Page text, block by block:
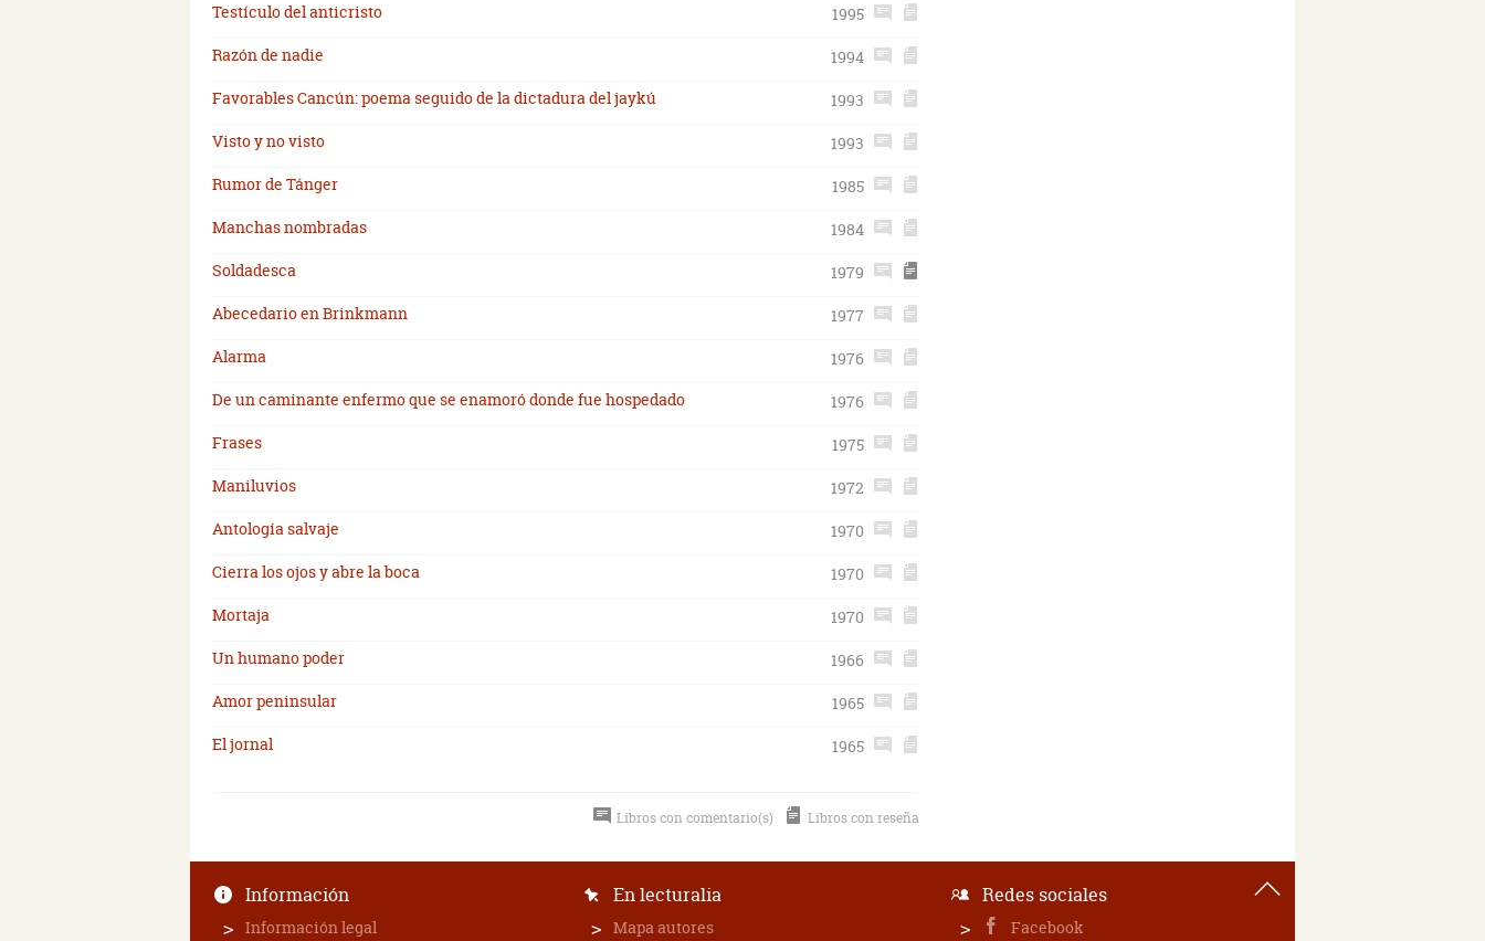
Testículo del anticristo
1995
Razón de nadie
1994
Favorables Cancún: poema seguido de la dictadura del jaykú
1993
Visto y no visto
1993
Rumor de Tánger
1985
Manchas nombradas
1984
Soldadesca
1979
Abecedario en Brinkmann
1977
Alarma
1976
De un caminante enfermo que se enamoró donde fue hospedado
1976
Frases
1975
Maniluvios
1972
Antología salvaje
1970
Cierra los ojos y abre la boca
1970
Mortaja
1970
Un humano poder
1966
Amor peninsular
1965
El jornal
1965
Libros con comentario(s) Libros con reseña
Información
Información legal
En lecturalia
Mapa autores
Redes sociales
Facebook